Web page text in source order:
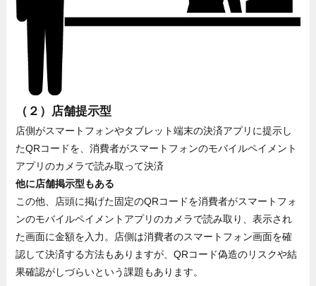
（２）店舗提示型
店側がスマートフォンやタブレット端末の決済アプリに提示し
たQRコードを、消費者がスマートフォンのモバイルペイメント
アプリのカメラで読み取って決済
他に店舗掲示型もある
この他、店頭に掲げた固定のQRコードを消費者がスマートフォ
ンのモバイルペイメントアプリのカメラで読み取り、表示され
た画面に金額を入力。店側は消費者のスマートフォン画面を確
認して決済する方法もありますが、QRコード偽造のリスクや結
果確認がしづらいという課題もあります。